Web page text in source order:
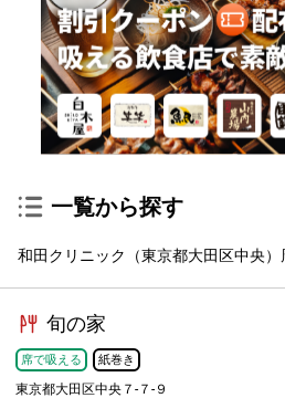
一覧から探す
和田クリニック（東京都大田区中央）
旬の家
席で吸える 紙巻き
東京都大田区中央７-７-９